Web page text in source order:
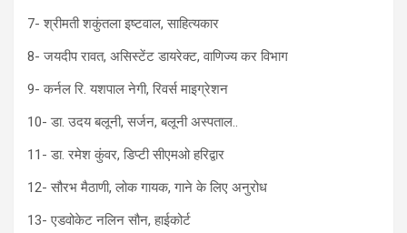
7- श्रीमती शकुंतला इष्टवाल, साहित्यकार
8- जयदीप रावत, असिस्टेंट डायरेक्ट, वाणिज्य कर विभाग
9- कर्नल रि. यशपाल नेगी, रिवर्स माइग्रेशन
10- डा. उदय बलूनी, सर्जन, बलूनी अस्पताल..
11- डा. रमेश कुंवर, डिप्टी सीएमओ हरिद्वार
12- सौरभ मैठाणी, लोक गायक, गाने के लिए अनुरोध
13- एडवोकेट नलिन सौन, हाईकोर्ट